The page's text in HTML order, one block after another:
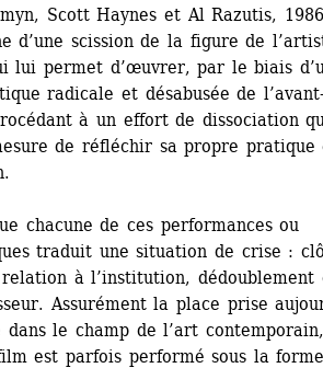
Scott Haynes et Al Razutis,
d’une scission de la figure de
lui permet d’œuvrer, par le biais
radicale et désabusée de
à un effort de dissociation
de réfléchir sa propre pratique
chacune de ces performances ou
traduit une situation de crise :
à l’institution, dédoublement
Assurément la place prise
dans le champ de l’art
est parfois performé sous la